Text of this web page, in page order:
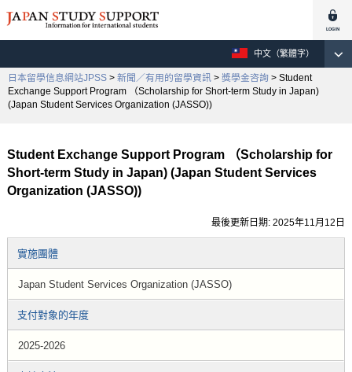
中文（繁體字）
日本留學信息網站JPSS > 新聞／有用的留學資訊 > 獎學金咨詢 > Student
Exchange Support Program （Scholarship for Short-term Study in Japan)
(Japan Student Services Organization (JASSO))
Student Exchange Support Program （Scholarship for
Short-term Study in Japan) (Japan Student Services
Organization (JASSO))
最後更新日期: 2025年11月12日
實施團體
Japan Student Services Organization (JASSO)
支付對象的年度
2025-2026